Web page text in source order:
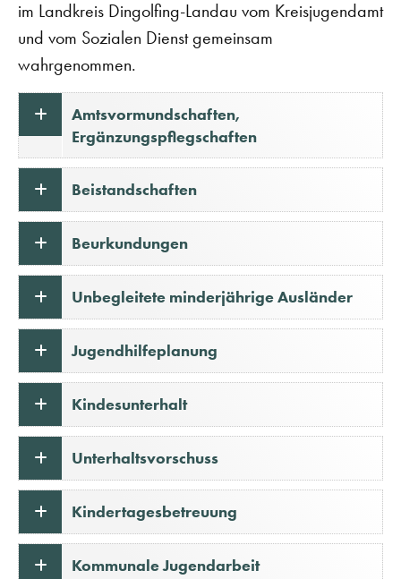
im Landkreis Dingolfing-Landau vom Kreisjugendamt
und vom Sozialen Dienst gemeinsam
wahrgenommen.
Amtsvormundschaften,
Ergänzungspflegschaften
Beistandschaften
Beurkundungen
Unbegleitete minderjährige Ausländer
Jugendhilfeplanung
Kindesunterhalt
Unterhaltsvorschuss
Kindertagesbetreuung
Kommunale Jugendarbeit